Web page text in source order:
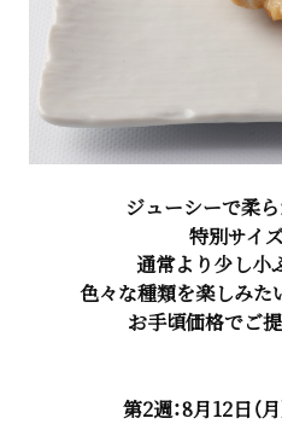
ジューシーで柔
特別サイ
通常より少し小
色々な種類を楽しみた
お手頃価格でご
第2週：8月12日（月